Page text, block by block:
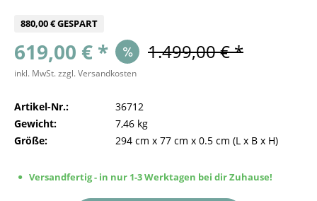
880,00 € GESPART
619,00 € * 1.499,00 € *
inkl. MwSt.zzgl. Versandkosten
Artikel-Nr.:
36712
Gewicht:
7,46 kg
Größe:
294 cm x 77 cm x 0.5 cm (L x B x H)
Versandfertig - in nur 1-3 Werktagen bei dir Zuhause!